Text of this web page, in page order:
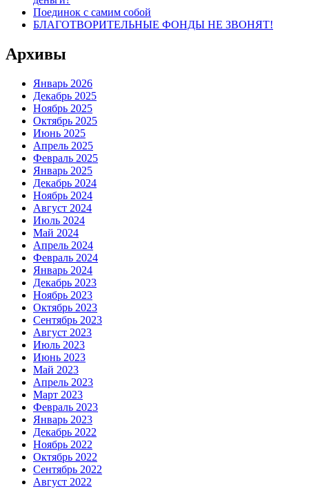
Поединок с самим собой
БЛАГОТВОРИТЕЛЬНЫЕ ФОНДЫ НЕ ЗВОНЯТ!
Архивы
Январь 2026
Декабрь 2025
Ноябрь 2025
Октябрь 2025
Июнь 2025
Апрель 2025
Февраль 2025
Январь 2025
Декабрь 2024
Ноябрь 2024
Август 2024
Июль 2024
Май 2024
Апрель 2024
Февраль 2024
Январь 2024
Декабрь 2023
Ноябрь 2023
Октябрь 2023
Сентябрь 2023
Август 2023
Июль 2023
Июнь 2023
Май 2023
Апрель 2023
Март 2023
Февраль 2023
Январь 2023
Декабрь 2022
Ноябрь 2022
Октябрь 2022
Сентябрь 2022
Август 2022